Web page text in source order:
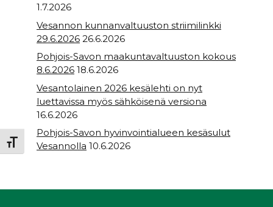
Toggle Font size
1.7.2026
Vesannon kunnanvaltuuston striimilinkki
29.6.2026 26.6.2026
Pohjois-Savon maakuntavaltuuston kokous
8.6.2026 18.6.2026
Vesantolainen 2026 kesälehti on nyt
luettavissa myös sähköisenä versiona
16.6.2026
Pohjois-Savon hyvinvointialueen kesäsulut
Vesannolla 10.6.2026